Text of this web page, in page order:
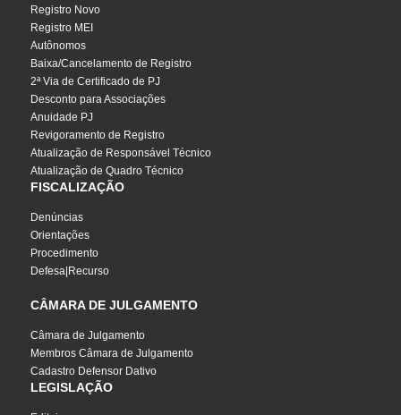
Registro Novo
Registro MEI
Autônomos
Baixa/Cancelamento de Registro
2ª Via de Certificado de PJ
Desconto para Associações
Anuidade PJ
Revigoramento de Registro
Atualização de Responsável Técnico
Atualização de Quadro Técnico
FISCALIZAÇÃO
Denúncias
Orientações
Procedimento
Defesa|Recurso
CÂMARA DE JULGAMENTO
Câmara de Julgamento
Membros Câmara de Julgamento
Cadastro Defensor Dativo
LEGISLAÇÃO